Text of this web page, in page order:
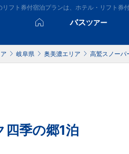
フト券付宿泊プランは、ホテル・リフト券
バスツアー
岐阜県 奥美濃エリア 高鷲スノーパ
四季の郷1泊